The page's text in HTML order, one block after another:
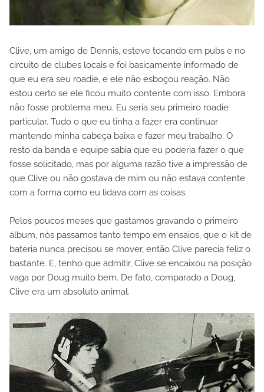
Clive, um amigo de Dennis, esteve tocando em pubs e no
circuito de clubes locais e foi basicamente informado de
que eu era seu roadie, e ele não esboçou reação. Não
estou certo se ele ficou muito contente com isso. Embora
não fosse problema meu. Eu seria seu primeiro roadie
particular. Tudo o que eu tinha a fazer era continuar
mantendo minha cabeça baixa e fazer meu trabalho. O
resto da banda e equipe sabia que eu poderia fazer o que
fosse solicitado, mas por alguma razão tive a impressão de
que Clive ou não gostava de mim ou não estava contente
com a forma como eu lidava com as coisas.
Pelos poucos meses que gastamos gravando o primeiro
álbum, nós passamos tanto tempo em ensaios, que o kit de
bateria nunca precisou se mover, então Clive parecia feliz o
bastante. E, tenho que admitir, Clive se encaixou na posição
vaga por Doug muito bem. De fato, comparado a Doug,
Clive era um absoluto animal.